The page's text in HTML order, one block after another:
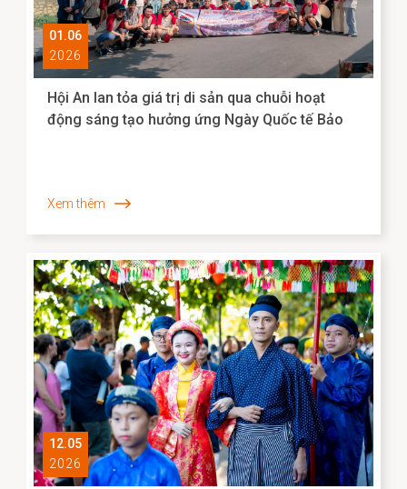
01.06
2026
Hội An lan tỏa giá trị di sản qua chuỗi hoạt
động sáng tạo hưởng ứng Ngày Quốc tế Bảo
Xem thêm
12.05
2026